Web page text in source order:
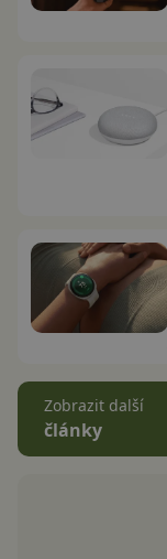
Zobrazit další
články